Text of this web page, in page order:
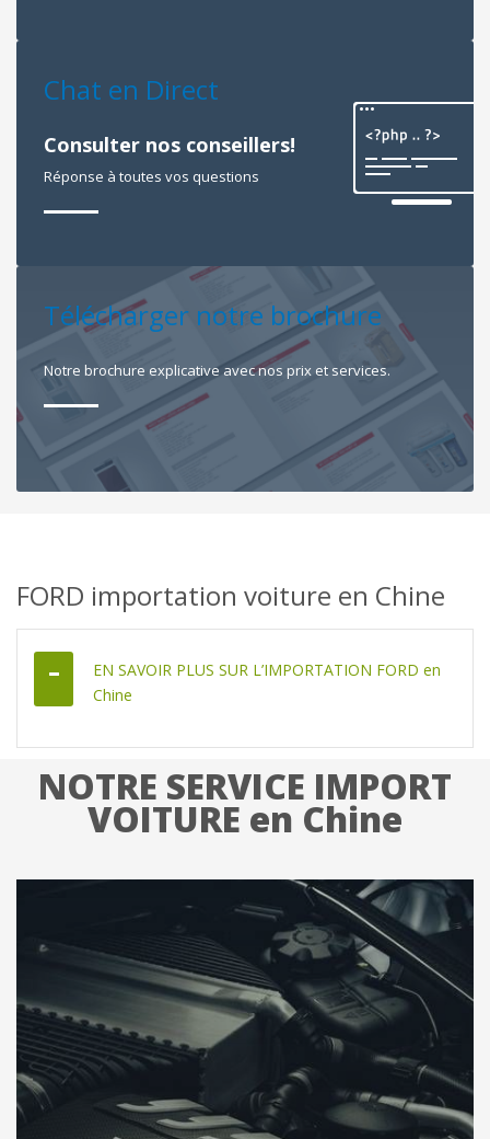
Chat en Direct
Consulter nos conseillers!
Réponse à toutes vos questions
Télécharger notre brochure
Notre brochure explicative avec nos prix et services.
FORD importation voiture en Chine
EN SAVOIR PLUS SUR L’IMPORTATION FORD en
Chine
NOTRE SERVICE IMPORT
VOITURE en Chine